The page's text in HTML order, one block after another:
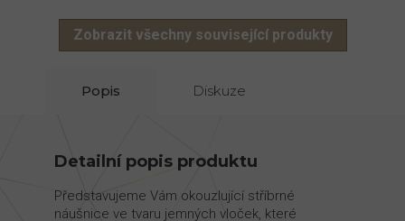
Zobrazit všechny související produkty
Popis Diskuze
Detailní popis produktu
Představujeme Vám okouzlující stříbrné
náušnice ve tvaru jemných vloček, které